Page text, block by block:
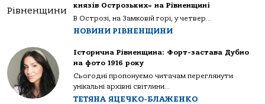
князів Острозьких» на Рівненщині
В Острозі, на Замковій горі, у четвер...
НОВИНИ РІВНЕНЩИНИ
Історична Рівненщина: Форт-застава Дубно
на фото 1916 року
Сьогодні пропонуємо читачам переглянути
унікальні архівні світлини...
ТЕТЯНА ЯЦЕЧКО-БЛАЖЕНКО